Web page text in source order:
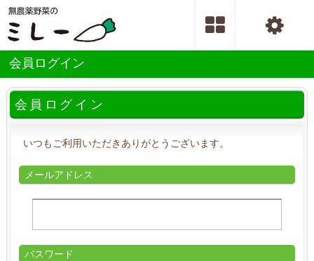
会員ログイン
会員ログイン
いつもご利用いただきありがとうございます。
メールアドレス
パスワード